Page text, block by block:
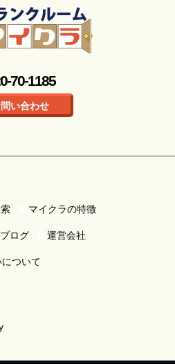
70-1185
い合わせ
マイクラの特徴
ブログ 運営会社
ついて